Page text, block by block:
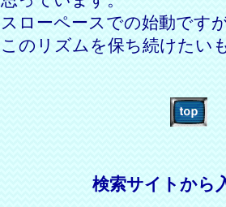
スローペースでの始動です
このリズムを保ち続けたい
検索サイトから